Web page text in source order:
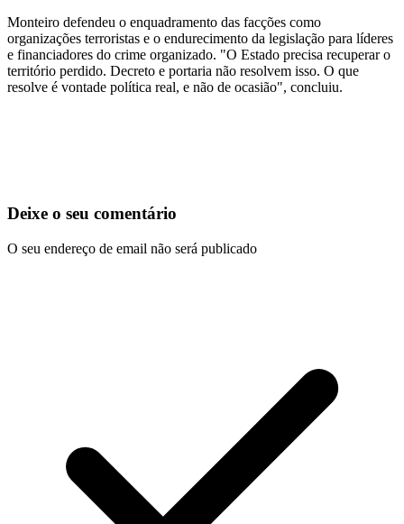
Monteiro defendeu o enquadramento das facções como
organizações terroristas e o endurecimento da legislação para líderes
e financiadores do crime organizado. "O Estado precisa recuperar o
território perdido. Decreto e portaria não resolvem isso. O que
resolve é vontade política real, e não de ocasião", concluiu.
Deixe o seu comentário
O seu endereço de email não será publicado